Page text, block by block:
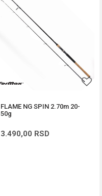
FLAME NG SPIN 2.70m 20-
50g
3.490,00 RSD